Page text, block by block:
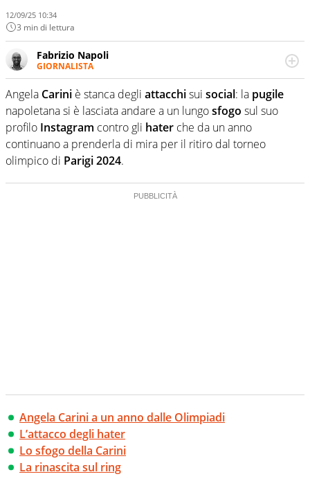
12/09/25 10:34
3 min di lettura
Fabrizio Napoli
GIORNALISTA
Giornalista professionista, per Virgilio Sport segue anche
il calcio ma è con la pallanuoto che esalta competenze e
passioni. Cura la comunicazione di HaBaWaBa, il più
grande festival di waterpolo per bambini al mondo
Angela Carini è stanca degli attacchisui social: la pugile
napoletana si è lasciata andare a un lungosfogo sul suo
profilo Instagram contro gli hater che da un anno
continuano a prenderla di mira per il ritiro dal torneo
olimpico di Parigi 2024.
Angela Carini a un anno dalle Olimpiadi
L’attacco degli hater
Lo sfogo della Carini
La rinascita sul ring